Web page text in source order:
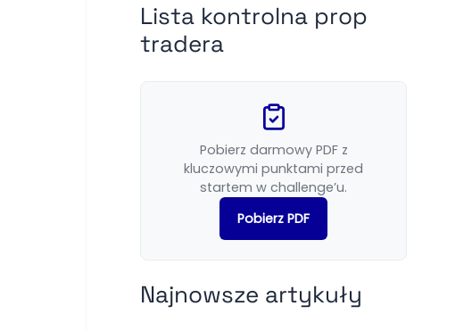
Lista kontrolna prop
tradera
Pobierz darmowy PDF z
kluczowymi punktami przed
startem w challenge’u.
Pobierz PDF
Najnowsze artykuły